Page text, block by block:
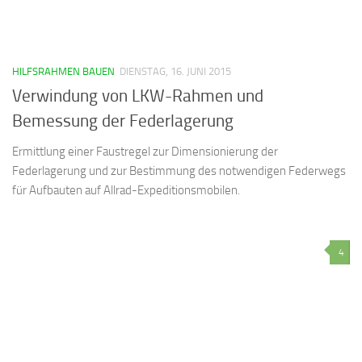
HILFSRAHMEN BAUEN DIENSTAG, 16. JUNI 2015
Verwindung von LKW-Rahmen und
Bemessung der Federlagerung
Ermittlung einer Faustregel zur Dimensionierung der
Federlagerung und zur Bestimmung des notwendigen Federwegs
für Aufbauten auf Allrad-Expeditionsmobilen.
4